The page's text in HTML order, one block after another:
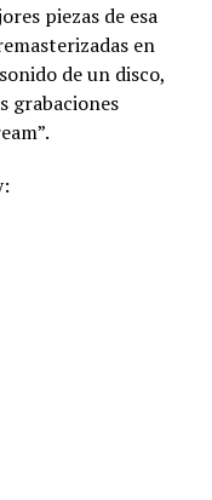
piezas de esa
en
de un disco,
grabaciones